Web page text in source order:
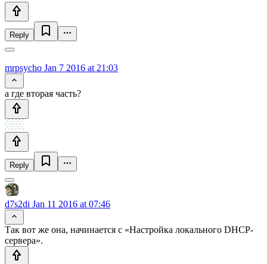
Reply
mrpsycho Jan 7 2016 at 21:03
а где вторая часть?
Reply
d7s2di Jan 11 2016 at 07:46
Так вот же она, начинается с «Настройка локального DHCP-
сервера».